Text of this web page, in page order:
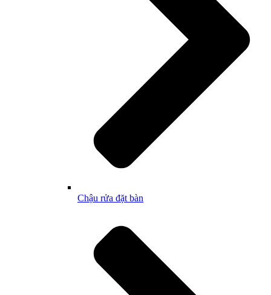
Chậu rửa đặt bàn